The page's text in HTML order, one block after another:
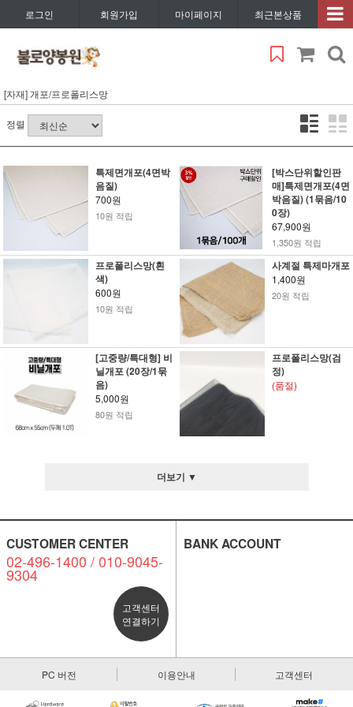
로그인 회원가입 마이페이지 최근본상품
[자재] 개포/프로폴리스망
정렬
특제면개포(4면박
음질)
700원
10원 적립
[박스단위할인판
매]특제면개포(4면
박음질) (1묶음/10
0장)
67,900원
1,350원 적립
프로폴리스망(흰
색)
600원
10원 적립
사계절 특제마개포
1,400원
20원 적립
[고중량/특대형] 비
닐개포 (20장/1묶
음)
5,000원
80원 적립
프로폴리스망(검
정)
(품절)
더보기 ▼
CUSTOMER CENTER
02-496-1400 / 010-9045-
9304
고객센터
연결하기
BANK ACCOUNT
PC 버전 이용안내 고객센터